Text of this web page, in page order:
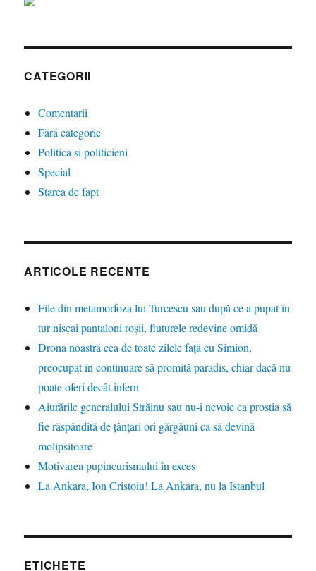
CATEGORII
Comentarii
Fără categorie
Politica si politicieni
Special
Starea de fapt
ARTICOLE RECENTE
File din metamorfoza lui Turcescu sau după ce a pupat în
tur niscai pantaloni roșii, fluturele redevine omidă
Drona noastră cea de toate zilele față cu Simion,
preocupat în continuare să promită paradis, chiar dacă nu
poate oferi decât infern
Aiurările generalului Străinu sau nu-i nevoie ca prostia să
fie răspândită de țânțari ori gărgăuni ca să devină
molipsitoare
Motivarea pupincurismului în exces
La Ankara, Ion Cristoiu! La Ankara, nu la Istanbul
ETICHETE